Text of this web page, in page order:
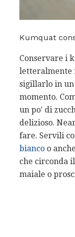
Kumquat
Conservare i
letteralmente
sigillarlo in
momento.
un po' di
delizioso.
fare. Servili
bianco o
che circonda
maiale o